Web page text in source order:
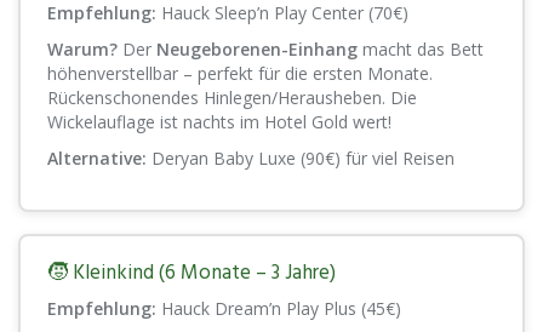
Empfehlung: Hauck Sleep’n Play Center (70€)
Warum? Der Neugeborenen-Einhang macht das Bett
höhenverstellbar – perfekt für die ersten Monate.
Rückenschonendes Hinlegen/Herausheben. Die
Wickelauflage ist nachts im Hotel Gold wert!
Alternative: Deryan Baby Luxe (90€) für viel Reisen
🧒 Kleinkind (6 Monate – 3 Jahre)
Empfehlung: Hauck Dream’n Play Plus (45€)